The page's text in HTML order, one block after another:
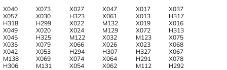
X040 X073 X027 X047 X017
X037
X057
X030 H323 X061 X013
H317
H318
H299 X022 M132 X019
X016
X049
X020 X024 M129 X072
H313
X045
H325 M122 X032 M123
X075
X035
X079 X066 X026 X023
X068
X042
X053 H294 H307 H327
X067
M138
X069 X074 X064 H291
X078
H306
M131 X054 X062 M112
H292